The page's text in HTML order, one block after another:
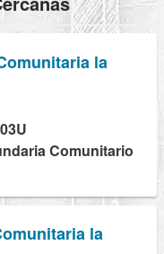
la
Comunitario
la